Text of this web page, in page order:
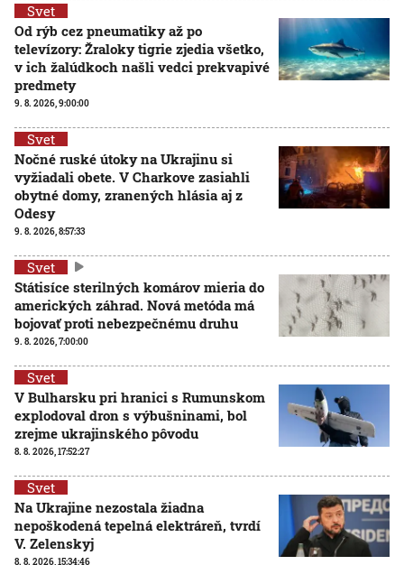
Svet
Od rýb cez pneumatiky až po
televízory: Žraloky tigrie zjedia všetko,
v ich žalúdkoch našli vedci prekvapivé
predmety
9. 8. 2026, 9:00:00
Svet
Nočné ruské útoky na Ukrajinu si
vyžiadali obete. V Charkove zasiahli
obytné domy, zranených hlásia aj z
Odesy
9. 8. 2026, 8:57:33
Svet
Státisíce sterilných komárov mieria do
amerických záhrad. Nová metóda má
bojovať proti nebezpečnému druhu
9. 8. 2026, 7:00:00
Svet
V Bulharsku pri hranici s Rumunskom
explodoval dron s výbušninami, bol
zrejme ukrajinského pôvodu
8. 8. 2026, 17:52:27
Svet
Na Ukrajine nezostala žiadna
nepoškodená tepelná elektráreň, tvrdí
V. Zelenskyj
8. 8. 2026, 15:34:46